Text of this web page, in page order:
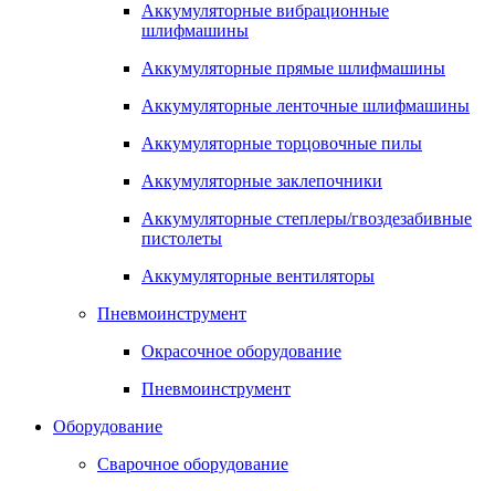
Аккумуляторные вибрационные
шлифмашины
Аккумуляторные прямые шлифмашины
Аккумуляторные ленточные шлифмашины
Аккумуляторные торцовочные пилы
Аккумуляторные заклепочники
Аккумуляторные степлеры/гвоздезабивные
пистолеты
Аккумуляторные вентиляторы
Пневмоинструмент
Окрасочное оборудование
Пневмоинструмент
Оборудование
Сварочное оборудование